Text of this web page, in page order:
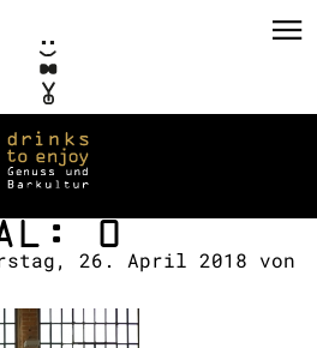
0
26. April 2018 von